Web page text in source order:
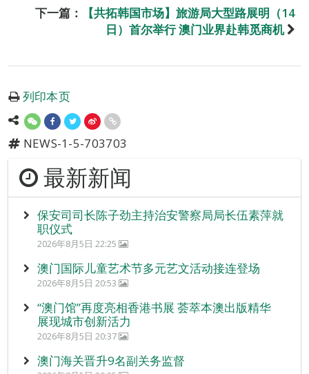
下一篇：
【共拓韩国市场】旅游局大型路展明（14
日）首尔举行 澳门业界赴韩觅商机
列印本页
NEWS-1-5-703703
最新新闻
保安司司长陈子劲主持治安警察局局长伍素萍就
职仪式
2026年8月5日 22:25
澳门国际儿童艺术节多元艺文活动接连登场
2026年8月5日 20:53
“澳门馆”再度亮相香港书展 荟萃本澳出版精华
展现城市创新活力
2026年8月5日 20:37
澳门海关晋升9名副关务监督